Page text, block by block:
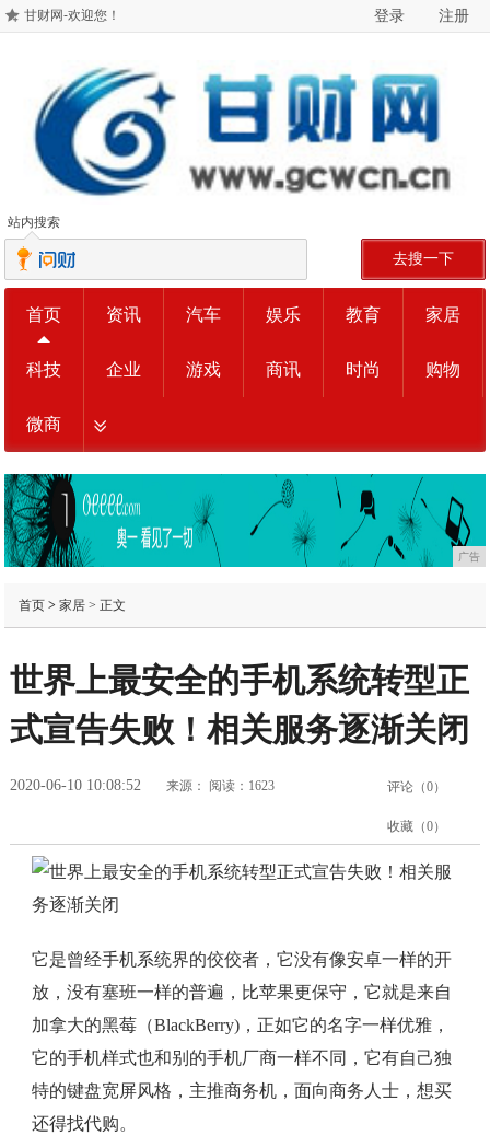
甘财网-欢迎您！ 登录 注册
站内搜索
去搜一下
首页 资讯 汽车 娱乐 教育 家居
科技 企业 游戏 商讯 时尚 购物
微商
广告
首页> 家居> 正文
世界上最安全的手机系统转型正
式宣告失败！相关服务逐渐关闭
2020-06-10 10:08:52 来源： 阅读：1623 评论（0）
收藏（0）
它是曾经手机系统界的佼佼者，它没有像安卓一样的开
放，没有塞班一样的普遍，比苹果更保守，它就是来自
加拿大的黑莓（BlackBerry)，正如它的名字一样优雅，
它的手机样式也和别的手机厂商一样不同，它有自己独
特的键盘宽屏风格，主推商务机，面向商务人士，想买
还得找代购。